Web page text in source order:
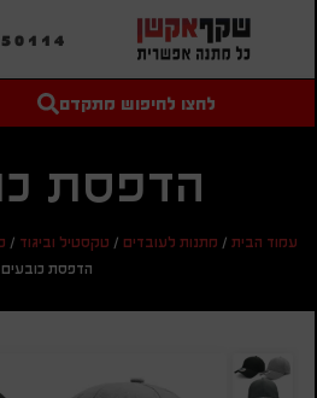
טקסט חופשי
מחיר מיני'
חיפוש
לחצו לחיפוש מתקדם
הדפסת
עמוד הבית/ מתנות לעובדים/ טקסטיל וביגוד/
הדפסת כובעים